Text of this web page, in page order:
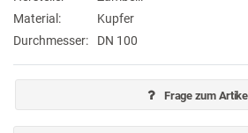
Material:
Kupfer
Durchmesser:
DN 100
Frage zum Artikel